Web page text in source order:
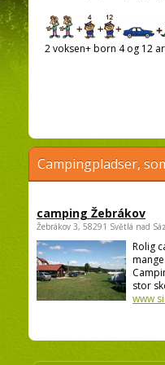
2 voksen+ born 4 og 12
Campingpladser,
camping Žebrákov
Žebrákov 3, 58291 Světlá nad
Rolig
stor
www